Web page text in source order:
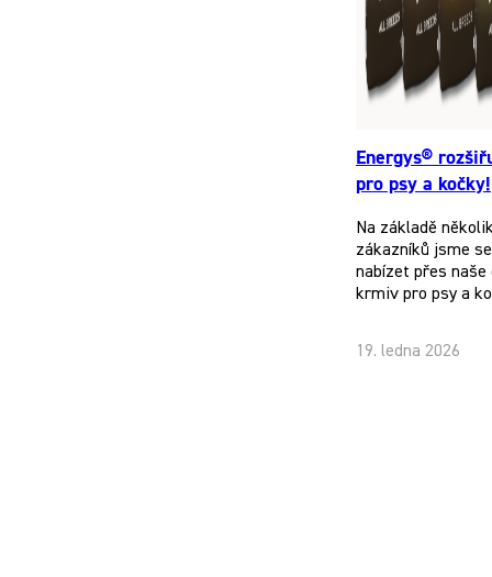
Energys®
pro psy a kočky!
Na základě
zákazníků jsme
nabízet přes
krmiv pro psy a
19. ledna 2026